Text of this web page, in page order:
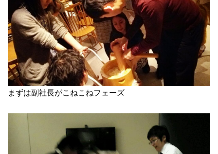
まずは副社長がこねこねフェーズ